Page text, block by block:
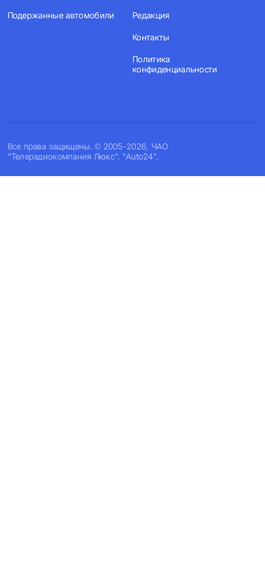
Все права защищены. © 2005-2026, ЧАО
"Телерадиокомпания Люкс". "Auto24".
Подержанные автомобили Редакция
Контакты
Политика
конфиденциальности